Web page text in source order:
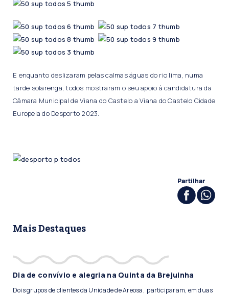
E enquanto deslizaram pelas calmas águas do rio lima, numa
tarde solarenga, todos mostraram o seu apoio à candidatura da
Câmara Municipal de Viana do Castelo a Viana do Castelo Cidade
Europeia do Desporto 2023.
Partilhar
Mais Destaques
Dia de convívio e alegria na Quinta da Brejuinha
Dois grupos de clientes da Unidade de Areosa, participaram, em duas